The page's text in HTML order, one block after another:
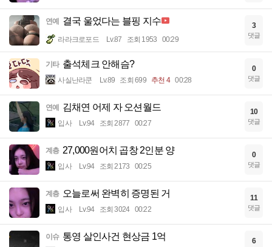
연예 결국 울었다는 블핑 지수
라라크로포드 Lv.87 조회 1953 00:29
3
댓글
기타 출석체크 안해슴?
사실난라쿤 Lv.89 조회 699 추천 4 00:28
0
댓글
연예 김채연 어제 자 오션월드
입사 Lv.94 조회 2877 00:27
10
댓글
계층 27,000원어치 곱창 2인분 양
입사 Lv.94 조회 2173 00:25
0
댓글
계층 오늘로써 완벽히 증명된 거
입사 Lv.94 조회 3024 00:22
11
댓글
이슈 통영 살인사건 현상금 1억 6